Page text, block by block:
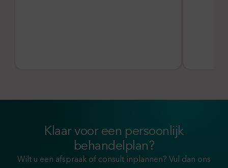
Klaar voor een persoonlijk
behandelplan?
Wilt u een afspraak of consult inplannen? Vul dan ons